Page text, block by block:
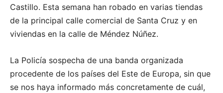
Castillo. Esta semana han robado en varias tiendas
de la principal calle comercial de Santa Cruz y en
viviendas en la calle de Méndez Núñez.
La Policía sospecha de una banda organizada
procedente de los países del Este de Europa, sin que
se nos haya informado más concretamente de cuál,